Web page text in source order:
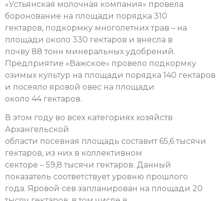
«Устьянская молочная компания» провела
боронование на площади порядка 310
гектаров, подкормку многолетних трав – на
площади около 330 гектаров и внесла в
почву 88 тонн минеральных удобрений.
Предприятие «Важское» провело подкормку
озимых культур на площади порядка 140 гектаров
и посеяло яровой овес на площади
около 44 гектаров.
В этом году во всех категориях хозяйств
Архангельской
области посевная площадь составит 65,6 тысячи
гектаров, из них в коллективном
секторе – 59,8 тысячи гектаров. Данный
показатель соответствует уровню прошлого
года. Яровой сев запланирован на площади 20